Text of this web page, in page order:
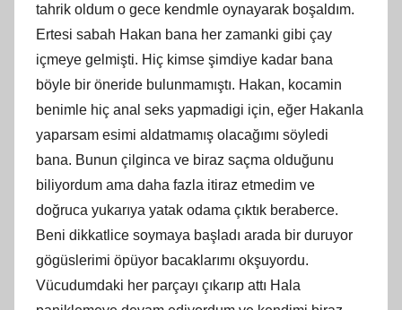
tahrik oldum o gece kendmle oynayarak boşaldım.
Ertesi sabah Hakan bana her zamanki gibi çay
içmeye gelmişti. Hiç kimse şimdiye kadar bana
böyle bir öneride bulunmamıştı. Hakan, kocamin
benimle hiç anal seks yapmadigi için, eğer Hakanla
yaparsam esimi aldatmamış olacağımı söyledi
bana. Bunun çilginca ve biraz saçma olduğunu
biliyordum ama daha fazla itiraz etmedim ve
doğruca yukarıya yatak odama çıktık beraberce.
Beni dikkatlice soymaya başladı arada bir duruyor
gögüslerimi öpüyor bacaklarımı okşuyordu.
Vücudumdaki her parçayı çıkarıp attı Hala